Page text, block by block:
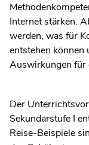
Internet stärken.
werden, was für
entstehen können
Auswirkungen für
Der
Sekundarstufe I
Reise-Beispiele